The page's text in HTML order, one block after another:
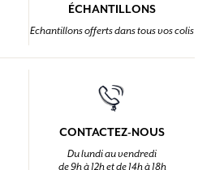
ÉCHANTILLONS
Echantillons offerts dans tous vos colis
CONTACTEZ-NOUS
Du lundi au vendredi
de 9h à 12h et de 14h à 18h